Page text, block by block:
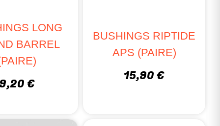
LONG
BARREL
9,20 €
BUSHINGS RIPTIDE
APS (PAIRE)
15,90 €